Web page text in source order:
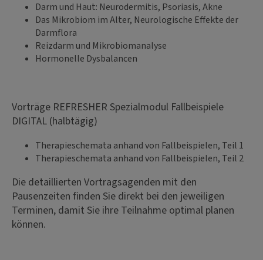
Darm und Haut: Neurodermitis, Psoriasis, Akne
Das Mikrobiom im Alter, Neurologische Effekte der
Darmflora
Reizdarm und Mikrobiomanalyse
Hormonelle Dysbalancen
Vorträge REFRESHER Spezialmodul Fallbeispiele
DIGITAL (halbtägig)
Therapieschemata anhand von Fallbeispielen, Teil 1
Therapieschemata anhand von Fallbeispielen, Teil 2
Die detaillierten Vortragsagenden mit den
Pausenzeiten finden Sie direkt bei den jeweiligen
Terminen, damit Sie ihre Teilnahme optimal planen
können.